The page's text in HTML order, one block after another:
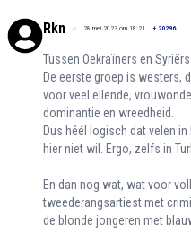
Rkn 28 mei 2023 om 18:21 + 20296
Tussen Oekraïners en
De eerste groep is westers,
voor veel ellende,
dominantie en wreedheid.
Dus héél logisch dat velen
hier niet wil. Ergo, zelfs in
En dan nog wat, wat voor
tweederangsartiest met
de blonde jongeren met